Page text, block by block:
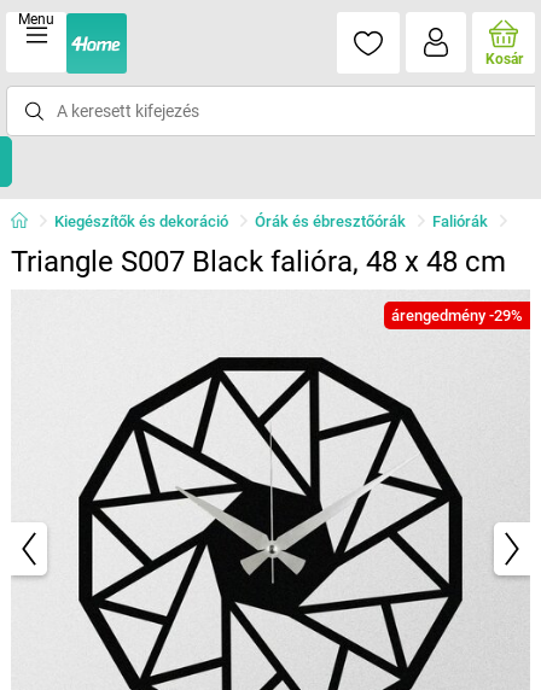
Menu
Kosár
Kiegészítők és dekoráció Órák és ébresztőórák Faliórák
Triangle S007 Black falióra, 48 x 48 cm
árengedmény -29%